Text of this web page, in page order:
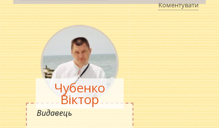
Коментувати
Чубенко
Віктор
Видавець